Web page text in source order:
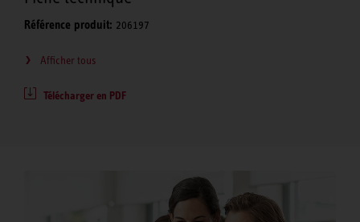
Référence produit: 206197
Afficher tous
Télécharger en PDF